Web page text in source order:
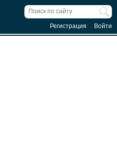
Регистрация Войти